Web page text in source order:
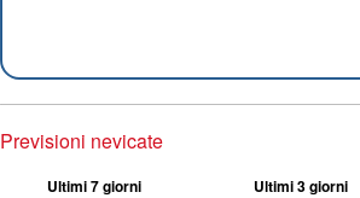
Previsioni nevicate
Ultimi 7 giorni Ultimi 3 giorni